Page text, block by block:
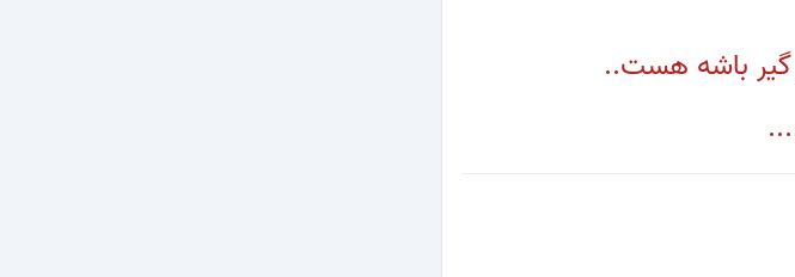
گیر باشه هست..